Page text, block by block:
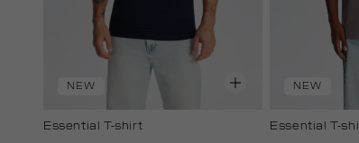
NEW
Essential T-shirt
NEW
Essential T-